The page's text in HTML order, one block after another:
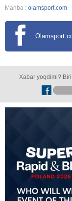
Manba : olamsport.com
Xabar yoqdimi?